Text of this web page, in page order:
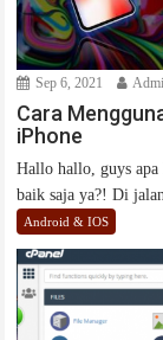
Sep 6, 2021
Cara
iPhone
Hallo hallo, guys apa
baik saja ya?! Di
Android & IOS